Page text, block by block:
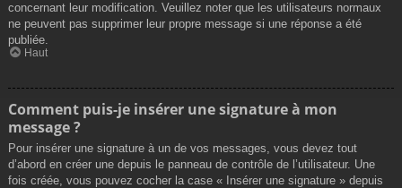
concernant leur modification. Veuillez noter que les utilisateurs normaux
ne peuvent pas supprimer leur propre message si une réponse a été
publiée.
Haut
Comment puis-je insérer une signature à mon
message ?
Pour insérer une signature à un de vos messages, vous devez tout
d’abord en créer une depuis le panneau de contrôle de l’utilisateur. Une
fois créée, vous pouvez cocher la case « Insérer une signature » depuis